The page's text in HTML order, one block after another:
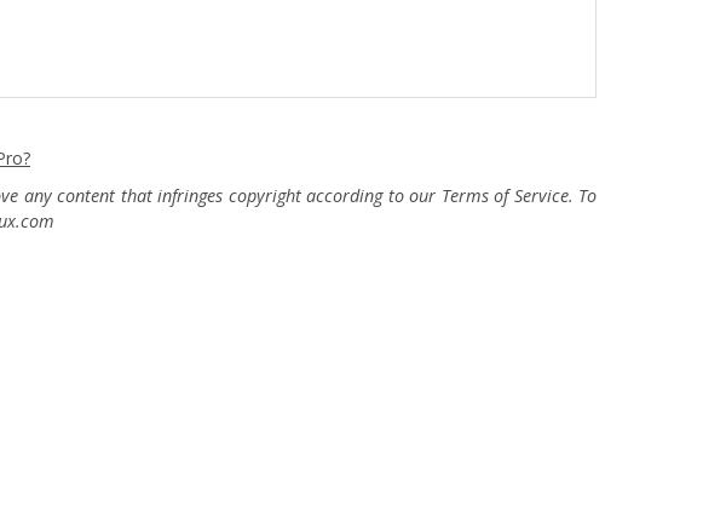
any content that infringes copyright according to our Terms of Service. To